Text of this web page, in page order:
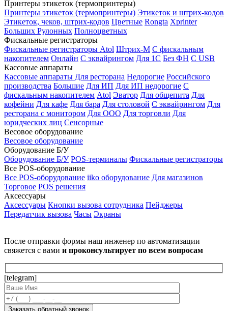
Принтеры этикеток (термопринтеры)
Принтеры этикеток (термопринтеры) Этикеток и штрих-кодов
Этикеток, чеков, штрих-кодов Цветные Rongta Xprinter
Больших Рулонных Полноцветных
Фискальные регистраторы
Фискальные регистраторы Atol Штрих-М С фискальным
накопителем Онлайн С эквайрингом Для 1С Без ФН С USB
Кассовые аппараты
Кассовые аппараты Для ресторана Недорогие Российского
производства Большие Для ИП Для ИП недорогие С
фискальным накопителем Atol Эватор Для общепита Для
кофейни Для кафе Для бара Для столовой С эквайрингом Для
ресторана с монитором Для ООО Для торговли Для
юридческих лиц Сенсорные
Весовое оборудование
Весовое оборудование
Оборудование Б/У
Оборудование Б/У POS-терминалы Фискальные регистраторы
Все POS-оборудование
Все POS-оборудование iiko оборудование Для магазинов
Торговое POS решения
Аксессуары
Аксессуары Кнопки вызова сотрудника Пейджеры
Передатчик вызова Часы Экраны
После отправки формы наш инженер по автоматизации
свяжется с вами и проконсультирует по всем вопросам
[telegram]